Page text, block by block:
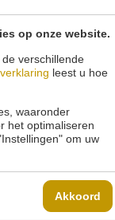
op onze website.
verschillende
leest u hoe
waaronder
het optimaliseren
om uw
Akkoord